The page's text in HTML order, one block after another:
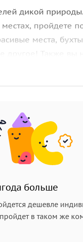
дикой
пройдете
места,
больше
дешевле
в таком же